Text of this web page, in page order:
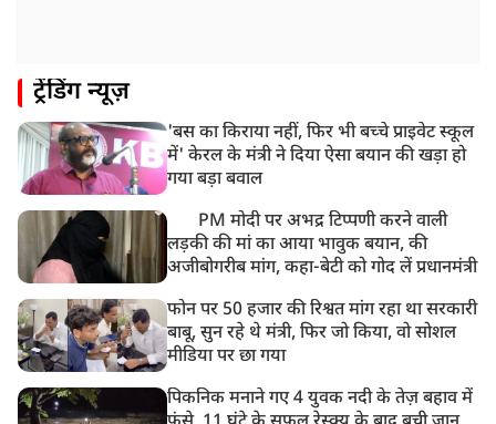
ट्रेंडिंग न्यूज़
'बस का किराया नहीं, फिर भी बच्चे प्राइवेट स्कूल
में' केरल के मंत्री ने दिया ऐसा बयान की खड़ा हो
गया बड़ा बवाल
PM मोदी पर अभद्र टिप्पणी करने वाली
लड़की की मां का आया भावुक बयान, की
अजीबोगरीब मांग, कहा-बेटी को गोद लें प्रधानमंत्री
फोन पर 50 हजार की रिश्वत मांग रहा था सरकारी
बाबू, सुन रहे थे मंत्री, फिर जो किया, वो सोशल
मीडिया पर छा गया
पिकनिक मनाने गए 4 युवक नदी के तेज़ बहाव में